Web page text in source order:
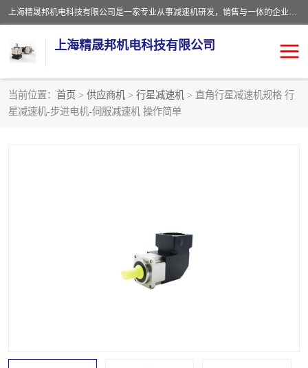
上海精晟邦机电科技有限公司是一家专业从事减速机研发，销售与一体的企业。公司拥有资深技术人员和技术团队服务人才，致力于为广大客户提供专业，细致的产品服务。主营产品有：中型减速电机，微型调速电机，精密行星减速机，蜗轮蜗杆减速机，RFKS四大系列减速机，SKM双曲面齿轮减速机，齿轮减速电机，行星减速机，防爆电机，变频器等系列；产品广泛用于汽车，船舶，能源，环保，包装，物流等领域，欢迎咨询。
上海精晟邦机电科技有限公司
当前位置： 首页 > 供应商机 > 行星减速机 > 直角行星减速机规格 行
星减速机-步进电机-伺服减速机 操作简单
减速电机 NMRV蜗轮蜗杆减速机
晟邦电机